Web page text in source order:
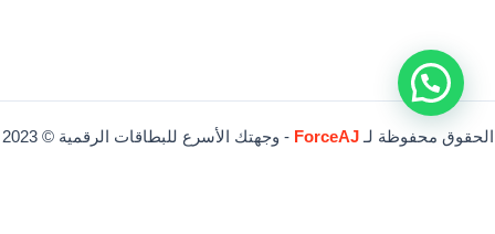
الحقوق محفوظة لـForceAJ - وجهتك الأسرع للبطاقات الرقمية © 2023